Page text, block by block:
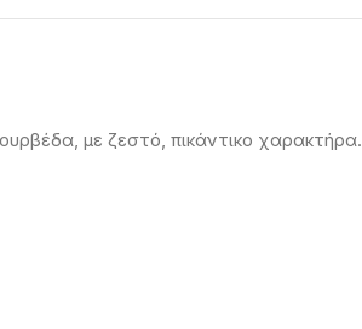
με ζεστό, πικάντικο χαρακτήρα.